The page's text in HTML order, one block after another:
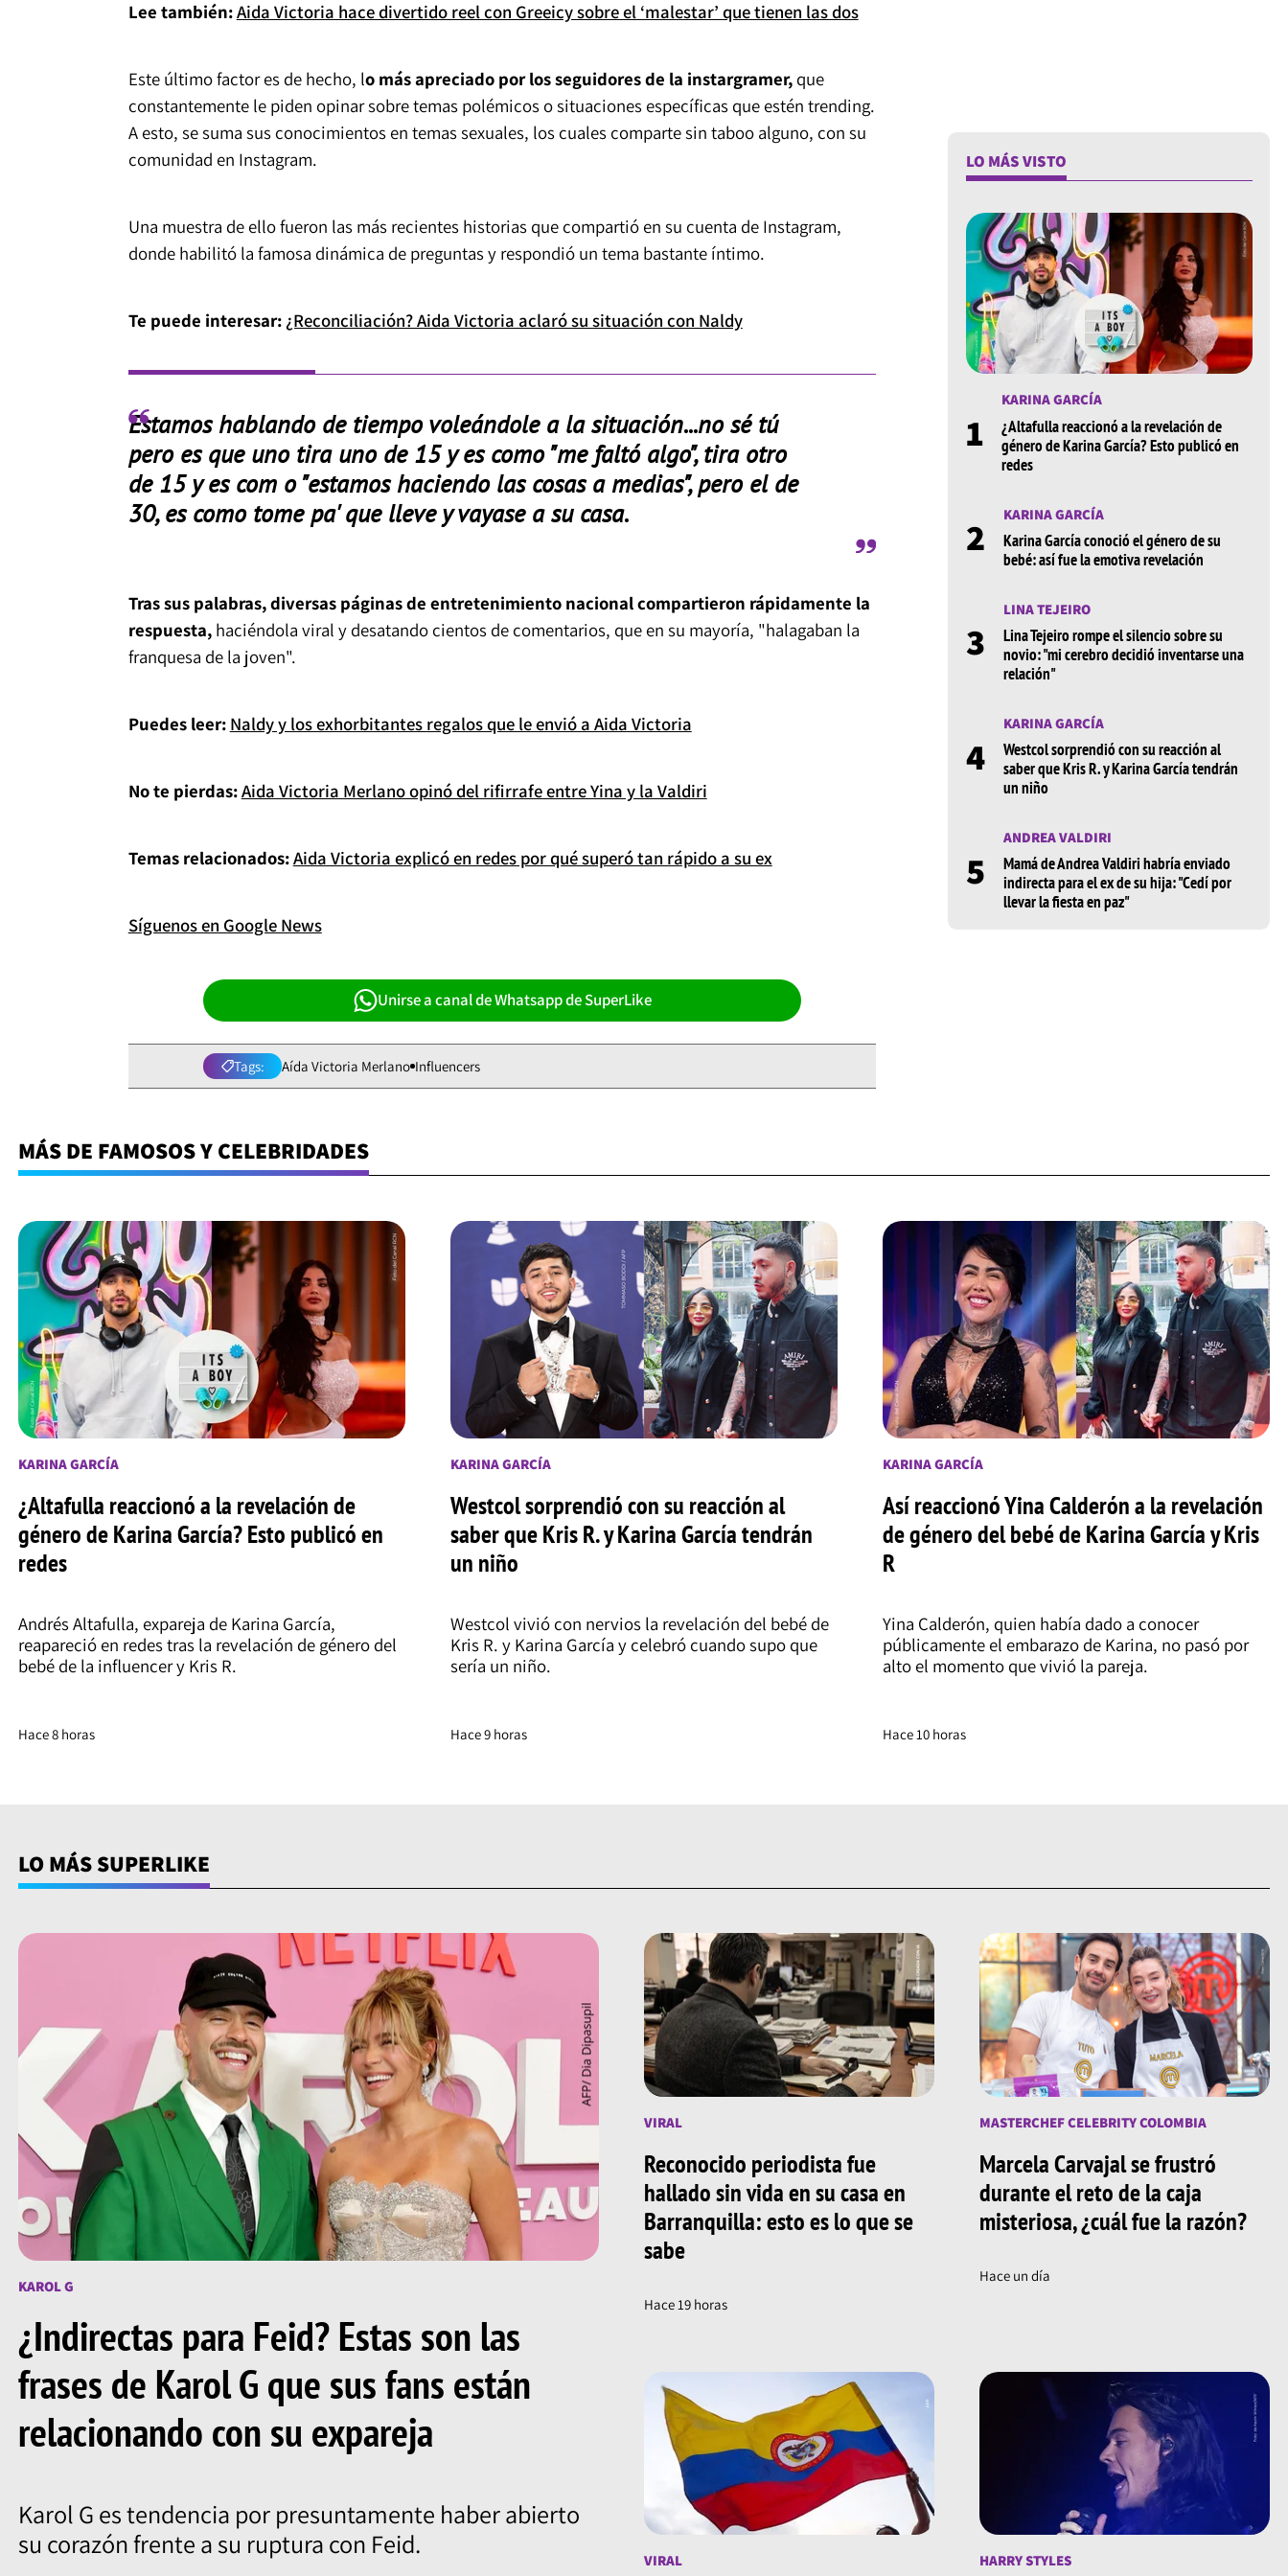
Lee también:Aida Victoria hace divertido reel con Greeicy sobre el ‘malestar’ que tienen las dos
Este último factor es de hecho, lo más apreciado por los seguidores de la instargramer,que
constantemente le piden opinar sobre temas polémicos o situaciones específicas que estén trending.
A esto, se suma sus conocimientos en temas sexuales, los cuales comparte sin taboo alguno, con su
comunidad en Instagram.
Una muestra de ello fueron las más recientes historias que compartió en su cuenta de Instagram,
donde habilitó la famosa dinámica de preguntas y respondió un tema bastante íntimo.
Te puede interesar: ¿Reconciliación? Aida Victoria aclaró su situación con Naldy
Estamos hablando de tiempo voleándole a la situación...no sé tú
pero es que uno tira uno de 15 y es como "me faltó algo", tira otro
de 15 y es com o "estamos haciendo las cosas a medias", pero el de
30, es como tome pa' que lleve y vayase a su casa.
Tras sus palabras, diversas páginas de entretenimiento nacional compartieron rápidamente la
respuesta, haciéndola viral y desatando cientos de comentarios, que en su mayoría, "halagaban la
franquesa de la joven".
Puedes leer: Naldy y los exhorbitantes regalos que le envió a Aida Victoria
No te pierdas:Aida Victoria Merlano opinó del rifirrafe entre Yina y la Valdiri
Temas relacionados:Aida Victoria explicó en redes por qué superó tan rápido a su ex
Síguenos en Google News
Unirse a canal de Whatsapp de SuperLike
Tags: Aída Victoria Merlano Influencers
LO MÁS VISTO
1
KARINA GARCÍA
¿Altafulla reaccionó a la revelación de
género de Karina García? Esto publicó en
redes
2
KARINA GARCÍA
Karina García conoció el género de su
bebé: así fue la emotiva revelación
3
LINA TEJEIRO
Lina Tejeiro rompe el silencio sobre su
novio: "mi cerebro decidió inventarse una
relación"
4
KARINA GARCÍA
Westcol sorprendió con su reacción al
saber que Kris R. y Karina García tendrán
un niño
5
ANDREA VALDIRI
Mamá de Andrea Valdiri habría enviado
indirecta para el ex de su hija: "Cedí por
llevar la fiesta en paz"
MÁS DE FAMOSOS Y CELEBRIDADES
KARINA GARCÍA
¿Altafulla reaccionó a la revelación de
género de Karina García? Esto publicó en
redes
Andrés Altafulla, expareja de Karina García,
reapareció en redes tras la revelación de género del
bebé de la influencer y Kris R.
Hace 8 horas
KARINA GARCÍA
Westcol sorprendió con su reacción al
saber que Kris R. y Karina García tendrán
un niño
Westcol vivió con nervios la revelación del bebé de
Kris R. y Karina García y celebró cuando supo que
sería un niño.
Hace 9 horas
KARINA GARCÍA
Así reaccionó Yina Calderón a la revelación
de género del bebé de Karina García y Kris
R
Yina Calderón, quien había dado a conocer
públicamente el embarazo de Karina, no pasó por
alto el momento que vivió la pareja.
Hace 10 horas
LO MÁS SUPERLIKE
KAROL G
¿Indirectas para Feid? Estas son las
frases de Karol G que sus fans están
relacionando con su expareja
Karol G es tendencia por presuntamente haber abierto
su corazón frente a su ruptura con Feid.
VIRAL
Reconocido periodista fue
hallado sin vida en su casa en
Barranquilla: esto es lo que se
sabe
Hace 19 horas
MASTERCHEF CELEBRITY COLOMBIA
Marcela Carvajal se frustró
durante el reto de la caja
misteriosa, ¿cuál fue la razón?
Hace un día
VIRAL HARRY STYLES